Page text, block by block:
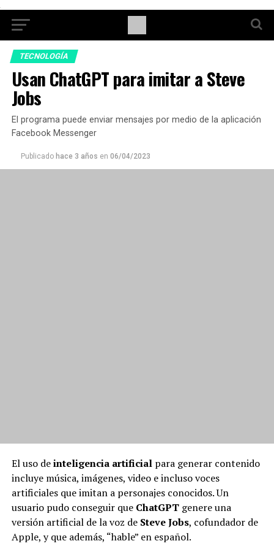
TECNOLOGÍA
Usan ChatGPT para imitar a Steve
Jobs
El programa puede enviar mensajes por medio de la aplicación
Facebook Messenger
Publicado hace 3 años en 06/04/2023
El uso deinteligencia artificialpara generar contenido
incluye música, imágenes, video e incluso voces
artificiales que imitan a personajes conocidos. Un
usuario pudo conseguir que ChatGPT genere una
versión artificial de la voz de Steve Jobs, cofundador de
Apple, y que además, “hable” en español.